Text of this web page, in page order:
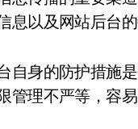
息以及网站后台
自身的防护措施
管理不严等，容易